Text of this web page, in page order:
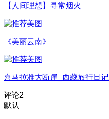
【人间理想】寻常烟火
《美丽云南》
喜马拉雅大断崖_西藏旅行日记
评论2
默认